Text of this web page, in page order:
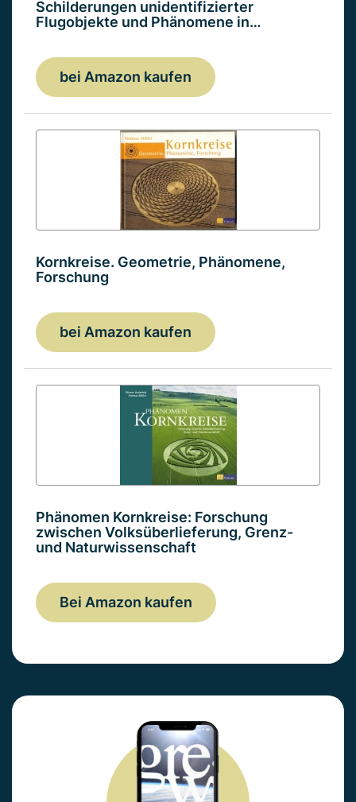
Schilderungen unidentifizierter
Flugobjekte und Phänomene in…
bei Amazon kaufen
Kornkreise. Geometrie, Phänomene,
Forschung
bei Amazon kaufen
Phänomen Kornkreise: Forschung
zwischen Volksüberlieferung, Grenz-
und Naturwissenschaft
Bei Amazon kaufen